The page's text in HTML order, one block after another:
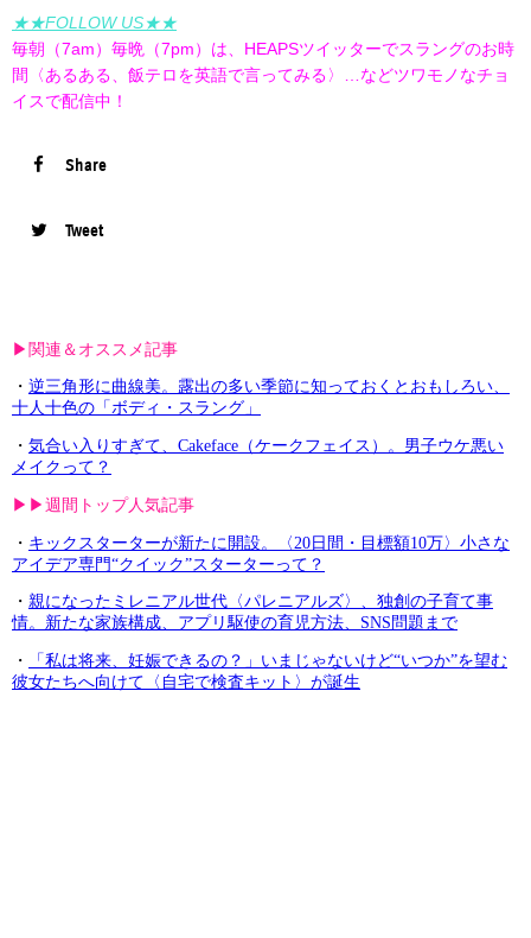
★★FOLLOW US★★
毎朝（7am）毎晩（7pm）は、HEAPSツイッターでスラングのお時
間〈あるある、飯テロを英語で言ってみる〉…などツワモノなチョ
イスで配信中！
Share
Tweet
▶︎関連＆オススメ記事
・ 逆三角形に曲線美。露出の多い季節に知っておくとおもしろい、
十人十色の「ボディ・スラング」
・ 気合い入りすぎて、Cakeface（ケークフェイス）。男子ウケ悪い
メイクって？
▶︎▶︎週間トップ人気記事
・ キックスターターが新たに開設。〈20日間・目標額10万〉小さな
アイデア専門“クイック”スターターって？
・ 親になったミレニアル世代〈パレニアルズ〉、独創の子育て事
情。新たな家族構成、アプリ駆使の育児方法、SNS問題まで
・
「私は将来、妊娠できるの？」いまじゃないけど“いつか”を望む
彼女たちへ向けて〈自宅で検査キット〉が誕生